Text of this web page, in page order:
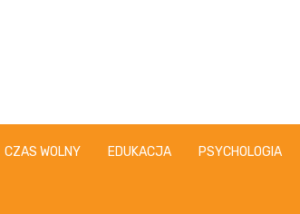
CZAS WOLNY EDUKACJA PSYCHOLOGIA